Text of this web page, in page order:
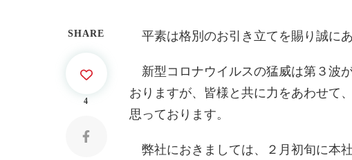
SHARE
4
平素は格別のお引き立てを賜り誠に
新型コロナウイルスの猛威は第３波
おりますが、皆様と共に力をあわせて
思っております。
弊社におきましては、２月初旬に本